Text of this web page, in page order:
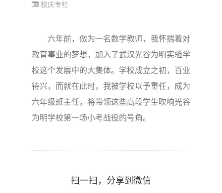
校庆专栏
六年前，做为一名数学教师，我怀揣着对
教育事业的梦想，加入了武汉光谷为明实验学
校这个发展中的大集体。学校成立之初，百业
待兴，而就在此时，我被学校以予重任，成为
六年级班主任，将带领这些高段学生吹响光谷
为明学校第一场小考战役的号角。
扫一扫，分享到微信